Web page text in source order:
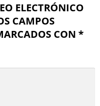
ELECTRÓNICO
CAMPOS
CON *